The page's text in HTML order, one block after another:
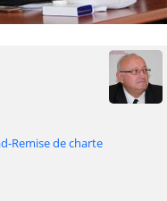
Remise de charte